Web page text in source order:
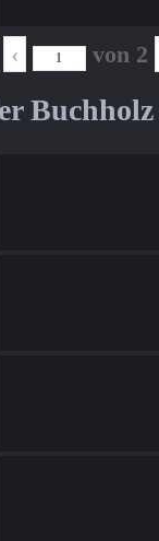
‹ von 2
Buchholz